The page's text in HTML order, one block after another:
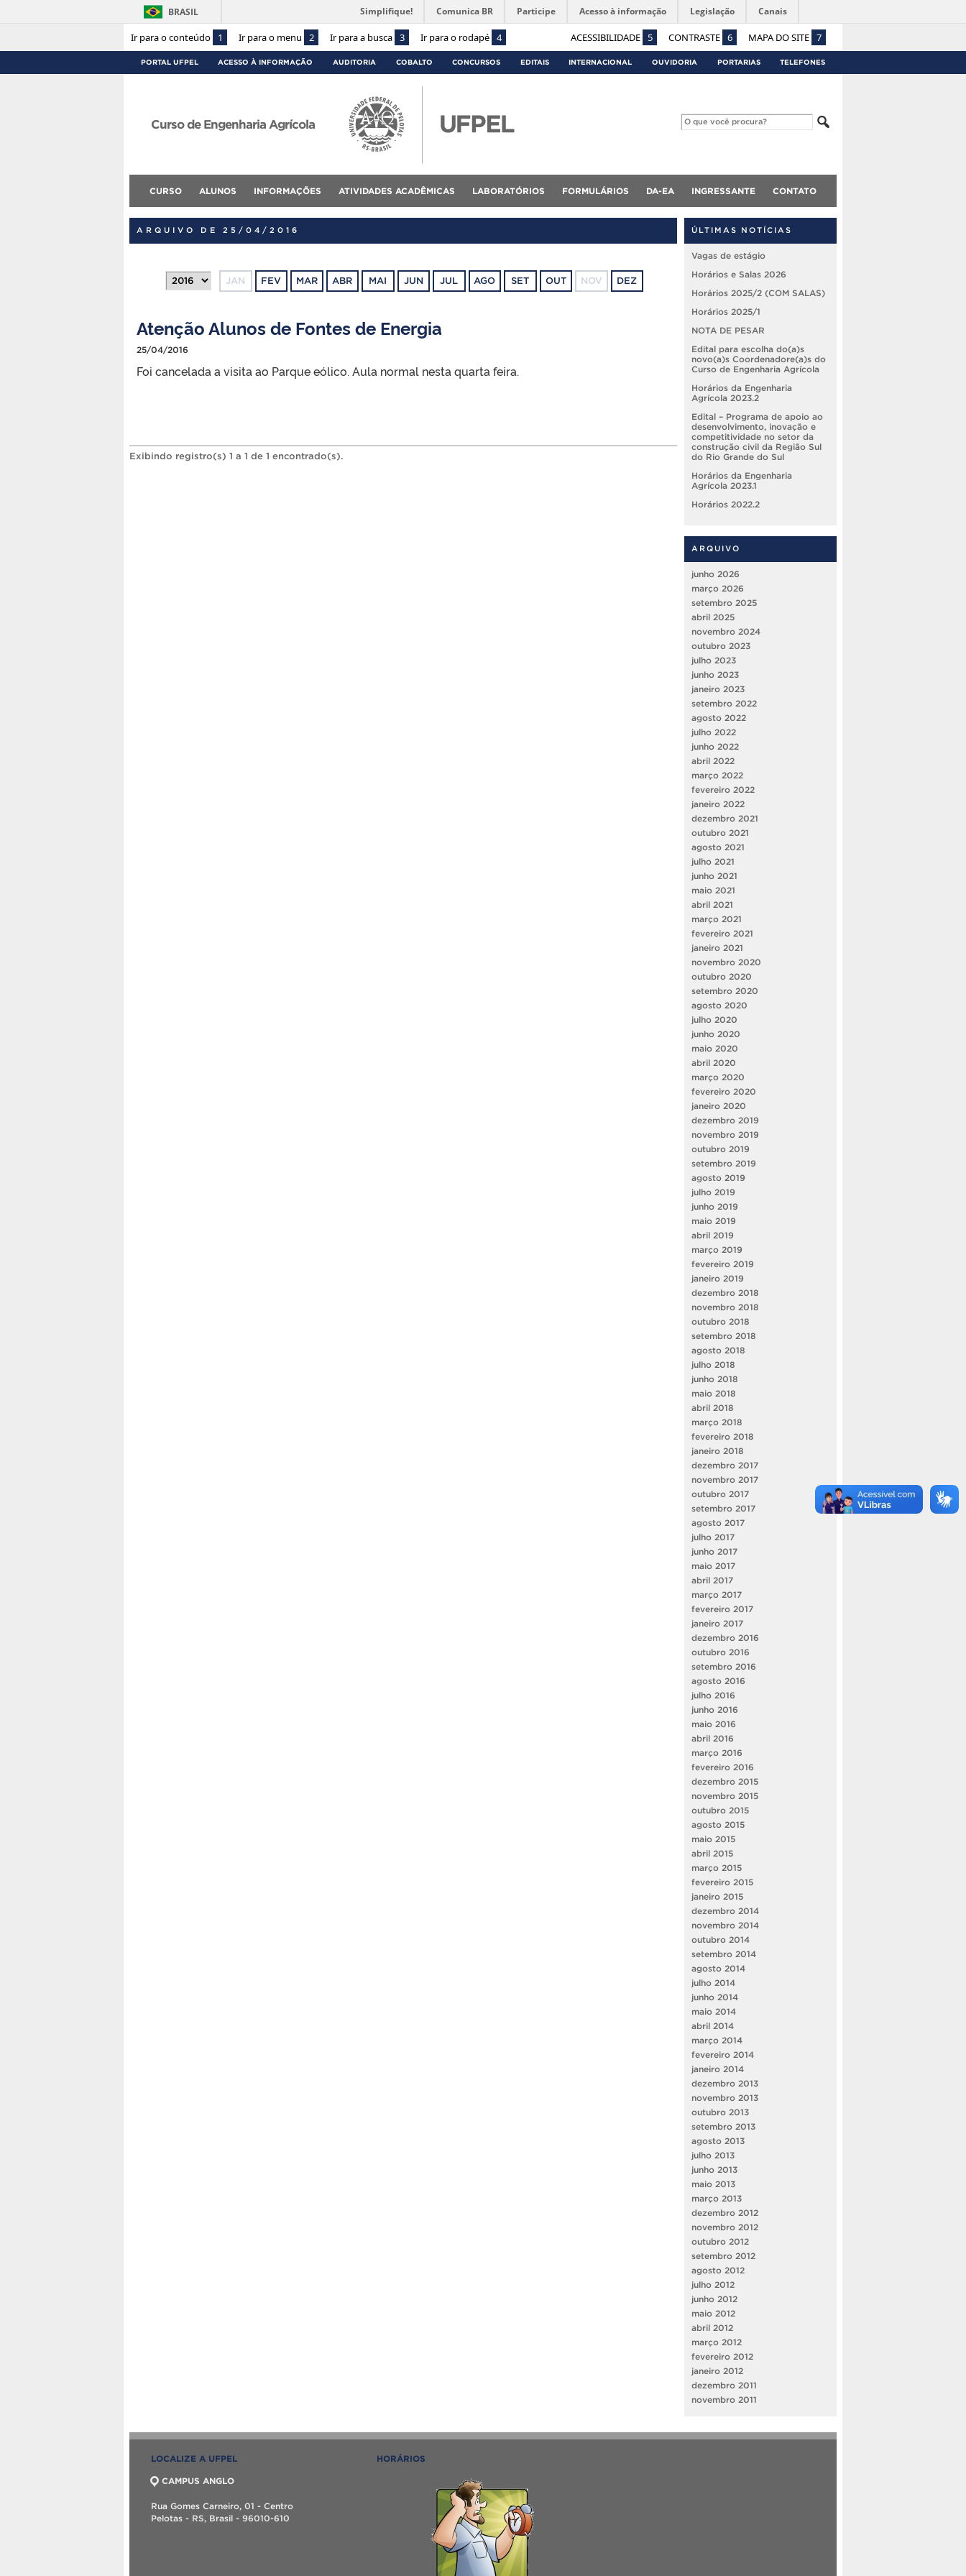
Ir para o conteúdo 1 Ir para o menu 2 Ir para a busca 3 Ir para o rodapé 4 ACESSIBILIDADE 5 CONTRASTE 6 MAPA DO SITE 7
BRASIL Simplifique! Comunica BR Participe Acesso à informação Legislação Canais
PORTAL UFPEL ACESSO À INFORMAÇÃO AUDITORIA COBALTO CONCURSOS EDITAIS INTERNACIONAL OUVIDORIA PORTARIAS TELEFONES
Curso de Engenharia Agrícola
CURSO ALUNOS INFORMAÇÕES ATIVIDADES ACADÊMICAS LABORATÓRIOS FORMULÁRIOS DA-EA INGRESSANTE CONTATO
ARQUIVO DE 25/04/2016
JAN FEV MAR ABR MAI JUN JUL AGO SET OUT NOV DEZ
Atenção Alunos de Fontes de Energia
25/04/2016
Foi cancelada a visita ao Parque eólico. Aula normal nesta quarta feira.
Exibindo registro(s) 1 a 1 de 1 encontrado(s).
ÚLTIMAS NOTÍCIAS
Vagas de estágio
Horários e Salas 2026
Horários 2025/2 (COM SALAS)
Horários 2025/1
NOTA DE PESAR
Edital para escolha do(a)s
novo(a)s Coordenadore(a)s do
Curso de Engenharia Agrícola
Horários da Engenharia
Agrícola 2023.2
Edital – Programa de apoio ao
desenvolvimento, inovação e
competitividade no setor da
construção civil da Região Sul
do Rio Grande do Sul
Horários da Engenharia
Agrícola 2023.1
Horários 2022.2
ARQUIVO
junho 2026
março 2026
setembro 2025
abril 2025
novembro 2024
outubro 2023
julho 2023
junho 2023
janeiro 2023
setembro 2022
agosto 2022
julho 2022
junho 2022
abril 2022
março 2022
fevereiro 2022
janeiro 2022
dezembro 2021
outubro 2021
agosto 2021
julho 2021
junho 2021
maio 2021
abril 2021
março 2021
fevereiro 2021
janeiro 2021
novembro 2020
outubro 2020
setembro 2020
agosto 2020
julho 2020
junho 2020
maio 2020
abril 2020
março 2020
fevereiro 2020
janeiro 2020
dezembro 2019
novembro 2019
outubro 2019
setembro 2019
agosto 2019
julho 2019
junho 2019
maio 2019
abril 2019
março 2019
fevereiro 2019
janeiro 2019
dezembro 2018
novembro 2018
outubro 2018
setembro 2018
agosto 2018
julho 2018
junho 2018
maio 2018
abril 2018
março 2018
fevereiro 2018
janeiro 2018
dezembro 2017
novembro 2017
outubro 2017
setembro 2017
agosto 2017
julho 2017
junho 2017
maio 2017
abril 2017
março 2017
fevereiro 2017
janeiro 2017
dezembro 2016
outubro 2016
setembro 2016
agosto 2016
julho 2016
junho 2016
maio 2016
abril 2016
março 2016
fevereiro 2016
dezembro 2015
novembro 2015
outubro 2015
agosto 2015
maio 2015
abril 2015
março 2015
fevereiro 2015
janeiro 2015
dezembro 2014
novembro 2014
outubro 2014
setembro 2014
agosto 2014
julho 2014
junho 2014
maio 2014
abril 2014
março 2014
fevereiro 2014
janeiro 2014
dezembro 2013
novembro 2013
outubro 2013
setembro 2013
agosto 2013
julho 2013
junho 2013
maio 2013
março 2013
dezembro 2012
novembro 2012
outubro 2012
setembro 2012
agosto 2012
julho 2012
junho 2012
maio 2012
abril 2012
março 2012
fevereiro 2012
janeiro 2012
dezembro 2011
novembro 2011
LOCALIZE A UFPEL
CAMPUS ANGLO
Rua Gomes Carneiro, 01 - Centro
Pelotas - RS, Brasil - 96010-610
HORÁRIOS